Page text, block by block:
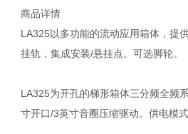
商品详情
LA325以多功能的流动应用箱体，提
挂轨，集成安装/悬挂点。可选脚轮。
LA325为开孔的梯形箱体三分频全频
寸开口/3英寸音圈压缩驱动。供电模